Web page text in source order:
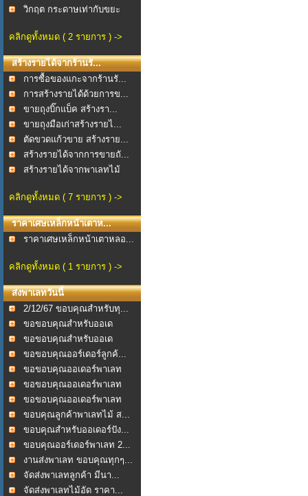
วิกฤต กระดาษเท่ากับขยะ
คลิกดูทั้งหมด ( 2 รายการ ) ->
สร้างรายได้จากร้านรั...
การซื้อของแกะจากร้านรั...
การสร้างรายได้ด้วยการข...
ขายถุงบิ๊กแบ็ค สร้างรา...
ขายถุงมือเก่าสร้างรายไ...
ตัดขวดแก้วขาย สร้างราย...
สร้างรายได้จากการขายถั...
สร้างรายได้จากพาเลทไม้
คลิกดูทั้งหมด ( 7 รายการ ) ->
ราคาเศษเหล็กหน้าเตาห...
ราคาเศษเหล็กหน้าเตาหลอ...
คลิกดูทั้งหมด ( 1 รายการ ) ->
ส่งพาเลทวันนี้
2/12/67 ขอบคุณสำหรับทุ...
ขอขอบคุณสำหรับออเด
อร์ช...ขอขอบคุณสำหรับออเด
อร์พ...ขอขอบคุณออร์เดอร์ลูกค้...
ขอขอบคุณออเดอร์พาเลท
2...
ขอขอบคุณออเดอร์พาเลท
ไม... ขอขอบคุณออเดอร์พาเลท
ไม... ขอบคุณลูกค้าพาเลทไม้ ส...
ขอบคุณสำหรับออเดอร์ปัง...
ขอบคุณออร์เดอร์พาเลท 2...
งานส่งพาเลท ขอบคุณทุกๆ...
จัดส่งพาเลทลูกค้า มีนา...
จัดส่งพาเลทไม้อัด ราคา...